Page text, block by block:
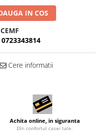
IN COS
CEMF
0723343814
Cere informatii
Achita online, in siguranta
DIn confortul casei tale.